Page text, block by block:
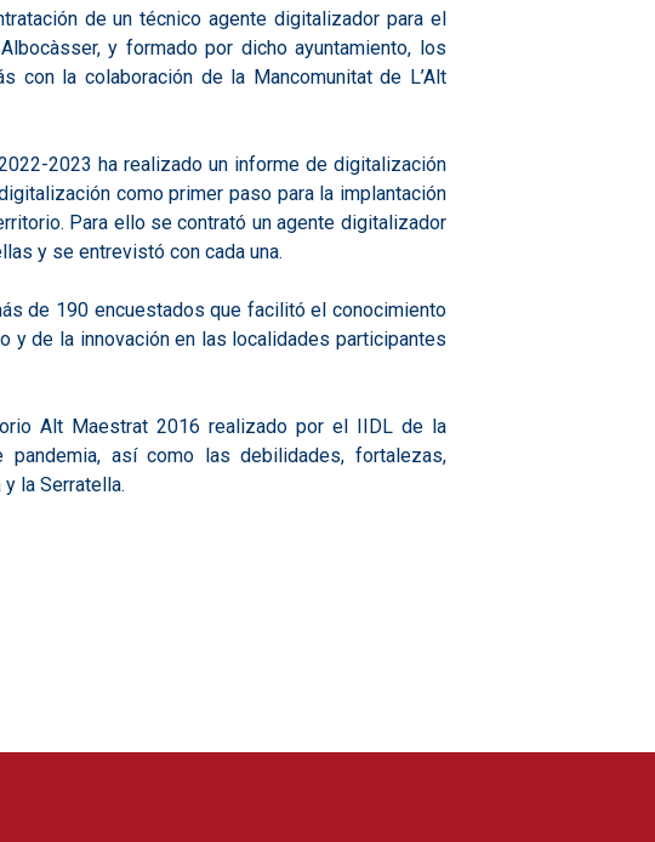
de un técnico agente digitalizador para el
y formado por dicho ayuntamiento, los
con la colaboración de la Mancomunitat de L’Alt
2023 ha realizado un informe de digitalización
como primer paso para la implantación
Para ello se contrató un agente digitalizador
y se entrevistó con cada una.
de 190 encuestados que facilitó el conocimiento
de la innovación en las localidades participantes
Alt Maestrat 2016 realizado por el IIDL de la
así como las debilidades, fortalezas,
la Serratella.